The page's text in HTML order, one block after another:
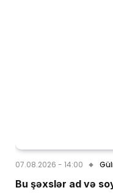
07.08.2026 - 14:00
Bu şəxslər ad və